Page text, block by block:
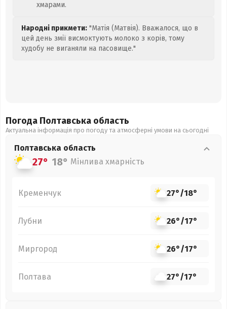
хмарами.
Народні прикмети: "Матія (Матвія). Вважалося, що в
цей день змії висмоктують молоко з корів, тому
худобу не виганяли на пасовище."
Погода Полтавська область
Актуальна інформація про погоду та атмосферні умови на сьогодні
Полтавська область
27° 18° Мінлива хмарність
Кременчук 27°/18°
Лубни 26°/17°
Миргород 26°/17°
Полтава 27°/17°